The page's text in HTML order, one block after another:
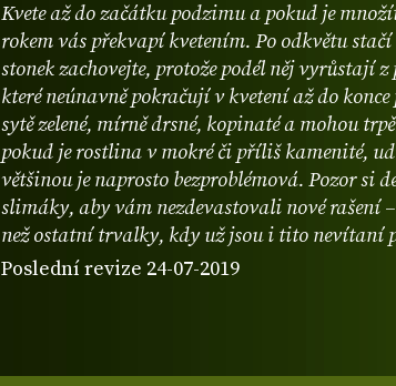
Kvete až do začátku podzimu a pokud je
rokem vás překvapí kvetením. Po odkvětu
stonek zachovejte, protože podél něj vyrůstají
které neúnavně pokračují v kvetení až do
sytě zelené, mírně drsné, kopinaté a mohou
pokud je rostlina v mokré či příliš kamenité,
většinou je naprosto bezproblémová. Pozor si
slimáky, aby vám nezdevastovali nové rašení
než ostatní trvalky, kdy už jsou i tito nevítaní
Poslední revize 24-07-2019